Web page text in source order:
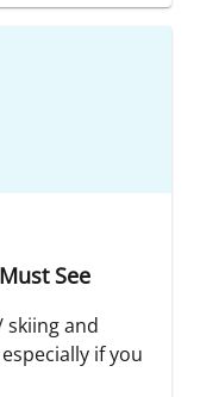
See
skiing and
if you